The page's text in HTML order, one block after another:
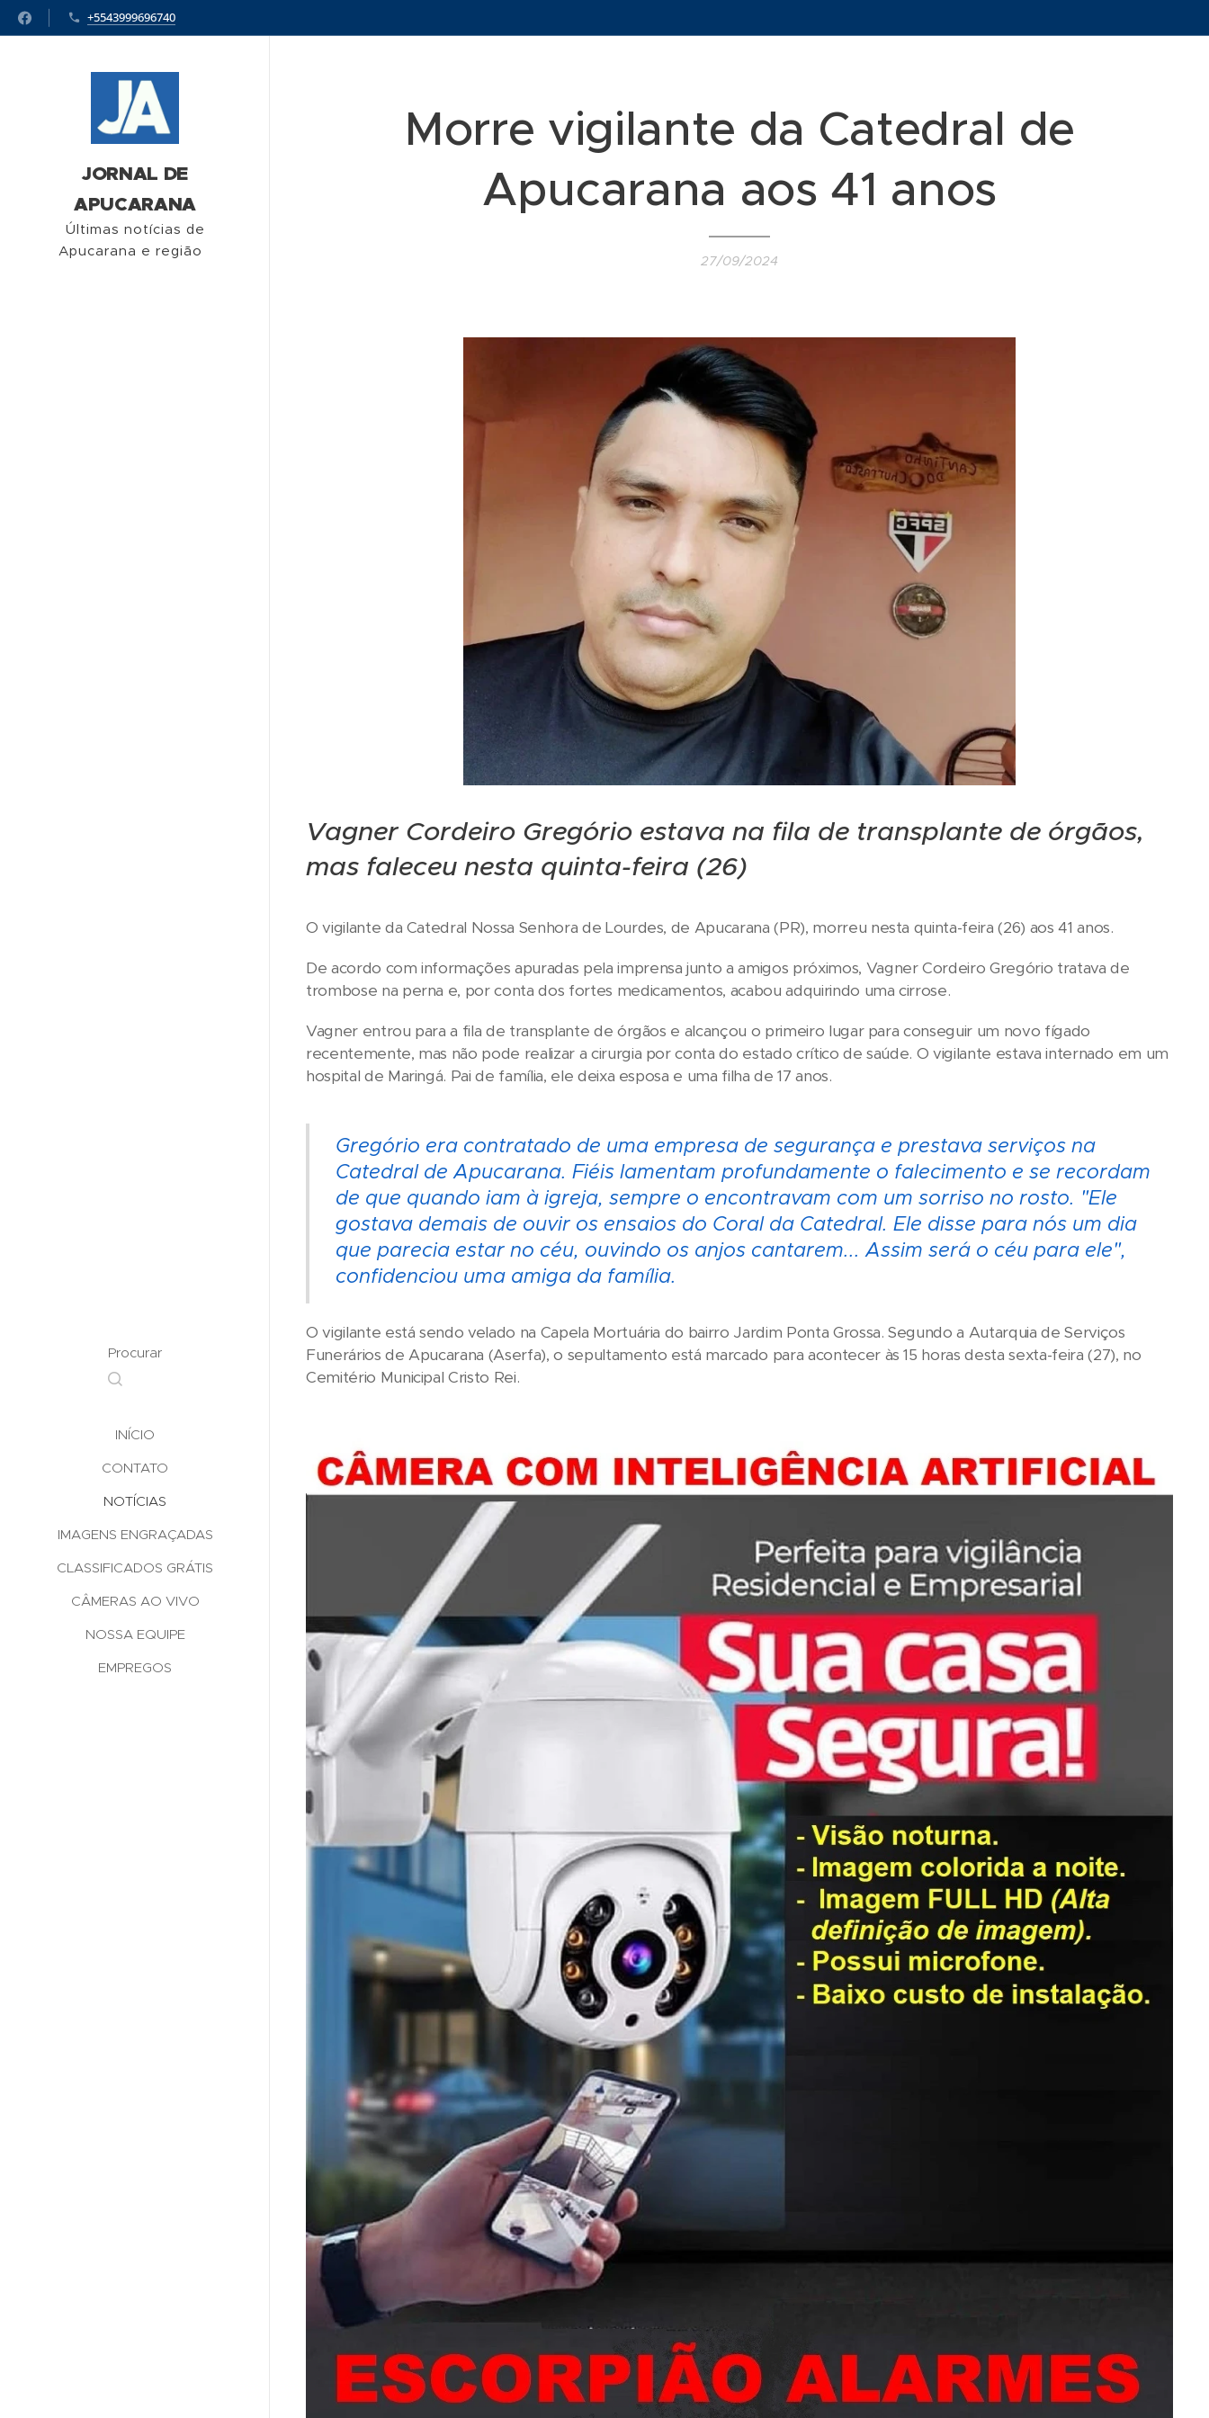
+5543999696740
JORNAL DE
APUCARANA
Últimas notícias de
Apucarana e região
Procurar
INÍCIO
CONTATO
NOTÍCIAS
IMAGENS ENGRAÇADAS
CLASSIFICADOS GRÁTIS
CÂMERAS AO VIVO
NOSSA EQUIPE
EMPREGOS
Morre vigilante da Catedral de
Apucarana aos 41 anos
27/09/2024
Vagner Cordeiro Gregório estava na fila de transplante de órgãos,
mas faleceu nesta quinta-feira (26)
O vigilante da Catedral Nossa Senhora de Lourdes, de Apucarana (PR), morreu nesta quinta-feira (26) aos 41 anos.
De acordo com informações apuradas pela imprensa junto a amigos próximos, Vagner Cordeiro Gregório tratava de
trombose na perna e, por conta dos fortes medicamentos, acabou adquirindo uma cirrose.
Vagner entrou para a fila de transplante de órgãos e alcançou o primeiro lugar para conseguir um novo fígado
recentemente, mas não pode realizar a cirurgia por conta do estado crítico de saúde. O vigilante estava internado em um
hospital de Maringá. Pai de família, ele deixa esposa e uma filha de 17 anos.
Gregório era contratado de uma empresa de segurança e prestava serviços na
Catedral de Apucarana. Fiéis lamentam profundamente o falecimento e se recordam
de que quando iam à igreja, sempre o encontravam com um sorriso no rosto. "Ele
gostava demais de ouvir os ensaios do Coral da Catedral. Ele disse para nós um dia
que parecia estar no céu, ouvindo os anjos cantarem... Assim será o céu para ele",
confidenciou uma amiga da família.
O vigilante está sendo velado na Capela Mortuária do bairro Jardim Ponta Grossa. Segundo a Autarquia de Serviços
Funerários de Apucarana (Aserfa), o sepultamento está marcado para acontecer às 15 horas desta sexta-feira (27), no
Cemitério Municipal Cristo Rei.